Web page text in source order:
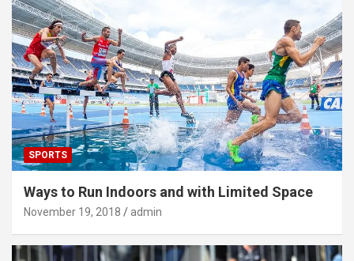
SPORTS
Ways to Run Indoors and with Limited Space
November 19, 2018 admin